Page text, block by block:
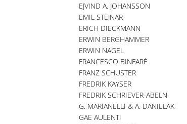
EJVIND A. JOHANSSON
EMIL STEJNAR
ERICH DIECKMANN
ERWIN BERGHAMMER
ERWIN NAGEL
FRANCESCO BINFARÉ
FRANZ SCHUSTER
FREDRIK KAYSER
FREDRIK SCHRIEVER-ABELN
G. MARIANELLI & A. DANIELAK
GAE AULENTI